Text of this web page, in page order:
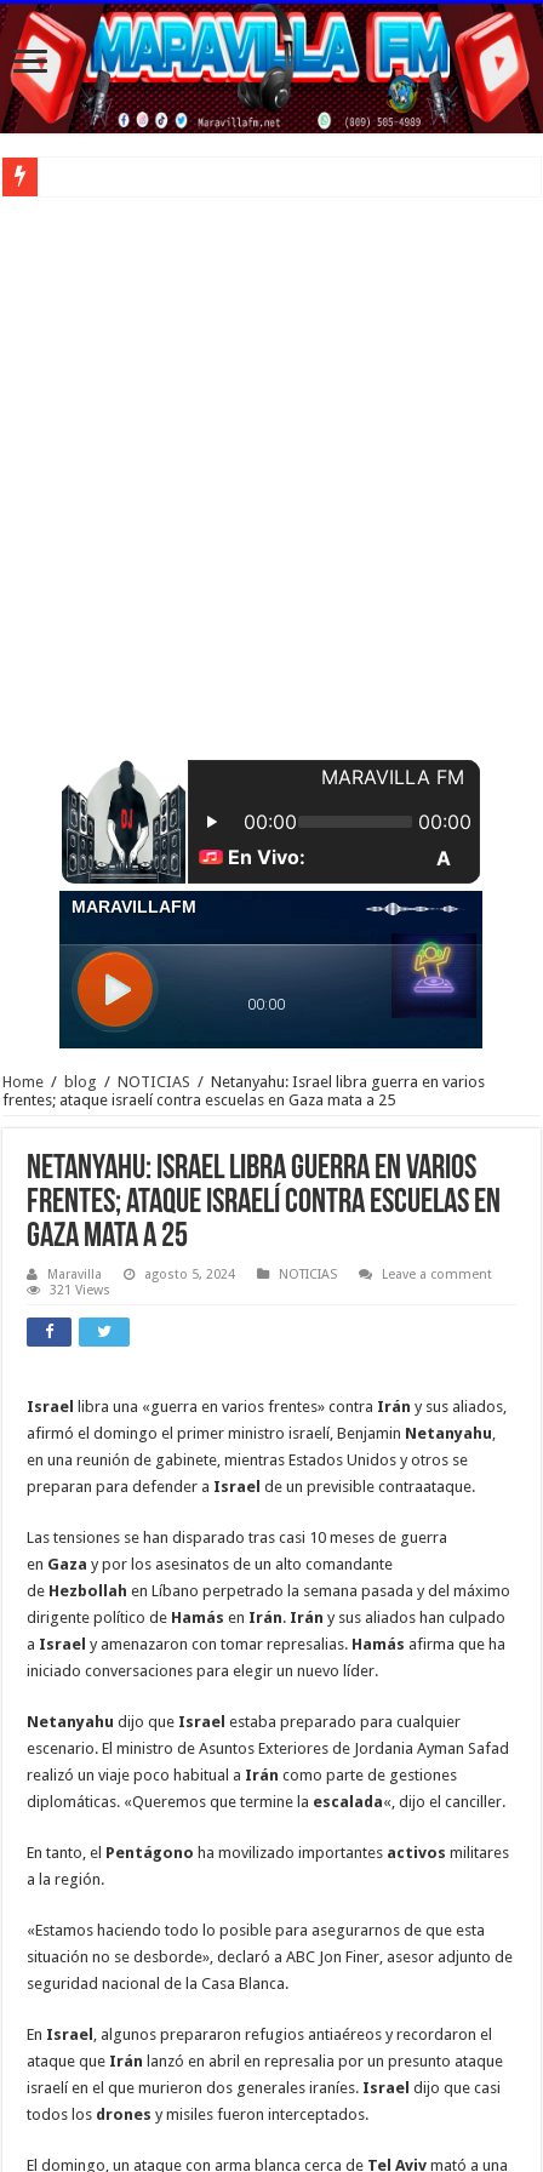
Home / blog / NOTICIAS / Netanyahu: Israel libra guerra en varios
frentes; ataque israelí contra escuelas en Gaza mata a 25
Netanyahu: Israel libra guerra en varios
frentes; ataque israelí contra escuelas en
Gaza mata a 25
Maravilla agosto 5, 2024 NOTICIAS
Leave a comment
321 Views
Israel libra una «guerra en varios frentes» contra Irán y sus aliados,
afirmó el domingo el primer ministro israelí, Benjamin Netanyahu,
en una reunión de gabinete, mientras Estados Unidos y otros se
preparan para defender a Israel de un previsible contraataque.
Las tensiones se han disparado tras casi 10 meses de guerra
en Gaza y por los asesinatos de un alto comandante
de Hezbollah en Líbano perpetrado la semana pasada y del máximo
dirigente político de Hamás en Irán. Irán y sus aliados han culpado
a Israel y amenazaron con tomar represalias. Hamás afirma que ha
iniciado conversaciones para elegir un nuevo líder.
Netanyahu dijo que Israel estaba preparado para cualquier
escenario. El ministro de Asuntos Exteriores de Jordania Ayman Safad
realizó un viaje poco habitual a Irán como parte de gestiones
diplomáticas. «Queremos que termine la escalada«, dijo el canciller.
En tanto, el Pentágono ha movilizado importantes activos militares
a la región.
«Estamos haciendo todo lo posible para asegurarnos de que esta
situación no se desborde», declaró a ABC Jon Finer, asesor adjunto de
seguridad nacional de la Casa Blanca.
En Israel , algunos prepararon refugios antiaéreos y recordaron el
ataque que Irán lanzó en abril en represalia por un presunto ataque
israelí en el que murieron dos generales iraníes. Israel dijo que casi
todos los drones y misiles fueron interceptados.
El domingo, un ataque con arma blanca cerca de Tel Aviv mató a una